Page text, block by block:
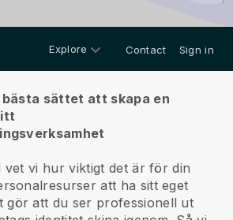
Explore Contact Sign in
sättet att skapa en
vet vi hur viktigt det är för din
att ha sitt eget
gör att du ser professionell ut